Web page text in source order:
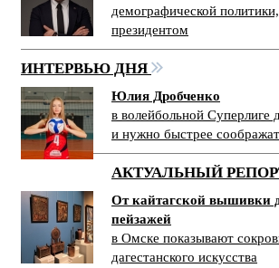
демографической
президентом
ИНТЕРВЬЮ ДНЯ
Юлия Дробченко
в волейбольной Суперлиге
и нужно быстрее
АКТУАЛЬНЫЙ
От кайтагской вышивки
пейзажей
в Омске показывают
дагестанского искусства